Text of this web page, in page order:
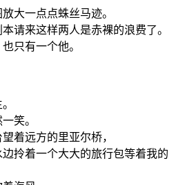
一点点蛛丝马迹。
来这样两人是赤裸的浪费了。
只有一个他。
笑。
远方的里亚尔桥，
着一个大大的旅行包等着我的